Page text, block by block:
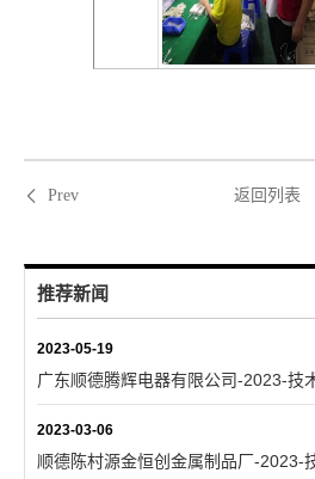
Prev 返回列表
推荐新闻
2023-05-19
广东顺德腾辉电器有限公司-2023-技
2023-03-06
顺德陈村源金恒创金属制品厂-2023-